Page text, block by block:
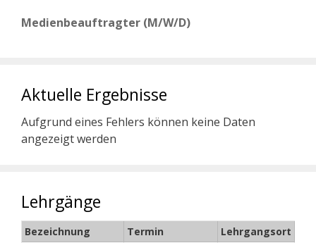
Medienbeauftragter (M/W/D)
Aktuelle Ergebnisse
Aufgrund eines Fehlers können keine Daten
angezeigt werden
Lehrgänge
Bezeichnung Termin
Lehrgangsort